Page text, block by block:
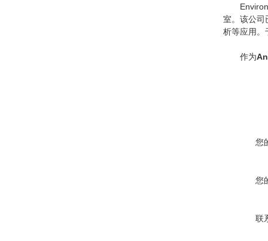
室。该公司
析等应用。
作为
您
您
联